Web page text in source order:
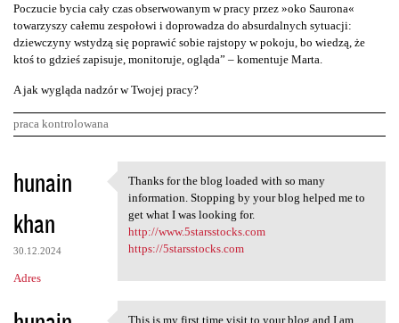
Poczucie bycia cały czas obserwowanym w pracy przez »oko Saurona«
towarzyszy całemu zespołowi i doprowadza do absurdalnych sytuacji:
dziewczyny wstydzą się poprawić sobie rajstopy w pokoju, bo wiedzą, że
ktoś to gdzieś zapisuje, monitoruje, ogląda” – komentuje Marta.
A jak wygląda nadzór w Twojej pracy?
praca kontrolowana
K
o
m
e
n
hunain
khan
30.12.2024
Adres
Thanks for the blog loaded
Thanks for the blog loaded with so many
information. Stopping by your blog helped me to
get what I was looking for.
http://www.5starsstocks.com
https://5starsstocks.com
This is my first time visit to your blog and I am